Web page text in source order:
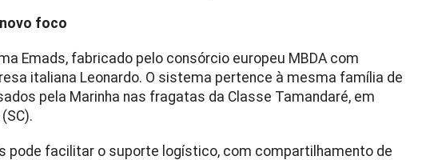
foco
Emads, fabricado pelo consórcio europeu MBDA com
italiana Leonardo. O sistema pertence à mesma família de
pela Marinha nas fragatas da Classe Tamandaré, em
pode facilitar o suporte logístico, com compartilhamento de